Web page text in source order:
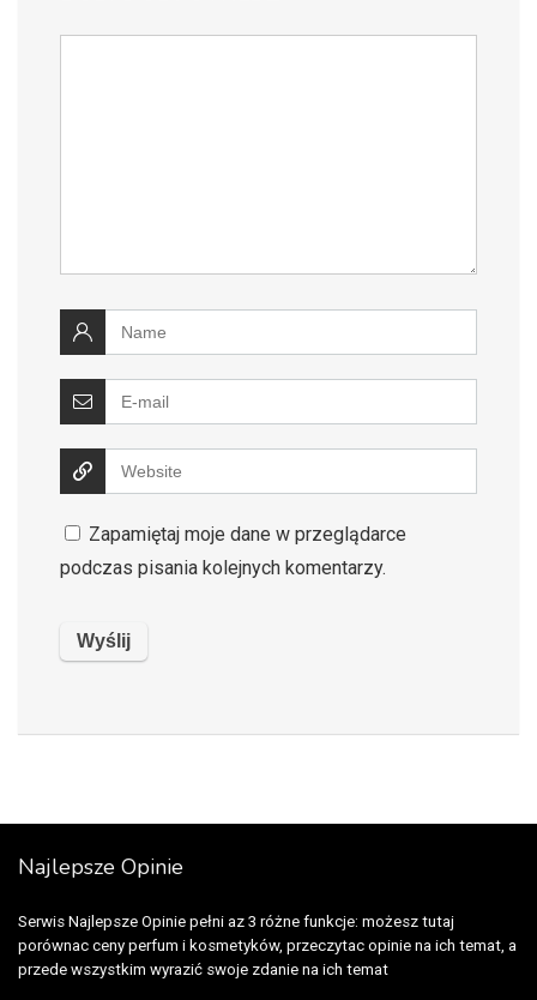
Zapamiętaj moje dane w przeglądarce
podczas pisania kolejnych komentarzy.
Najlepsze Opinie
Serwis Najlepsze Opinie pełni az 3 różne funkcje: możesz tutaj
porównac ceny perfum i kosmetyków, przeczytac opinie na ich temat, a
przede wszystkim wyrazić swoje zdanie na ich temat